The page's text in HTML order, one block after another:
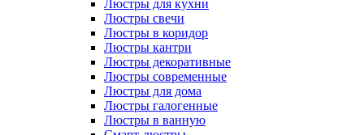
Люстры для кухни
Люстры свечи
Люстры в коридор
Люстры кантри
Люстры декоративные
Люстры современные
Люстры для дома
Люстры галогенные
Люстры в ванную